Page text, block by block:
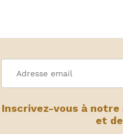
Inscrivez-vous à
et